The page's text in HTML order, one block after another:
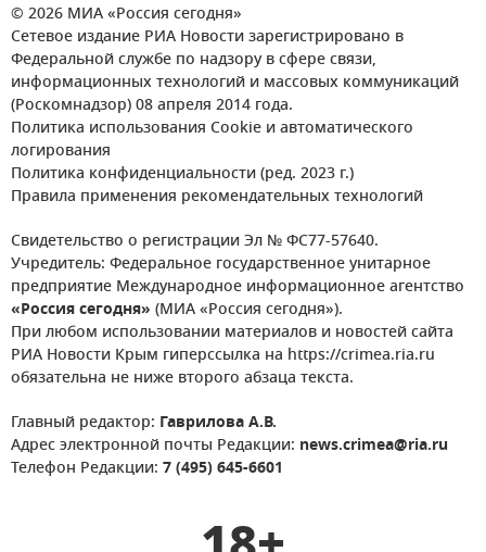
© 2026 МИА «Россия сегодня»
Сетевое издание РИА Новости зарегистрировано в
Федеральной службе по надзору в сфере связи,
информационных технологий и массовых коммуникаций
(Роскомнадзор) 08 апреля 2014 года.
Политика использования Cookie и автоматического
логирования
Политика конфиденциальности (ред. 2023 г.)
Правила применения рекомендательных технологий
Свидетельство о регистрации Эл № ФС77-57640.
Учредитель: Федеральное государственное унитарное
предприятие Международное информационное агентство
«Россия сегодня» (МИА «Россия сегодня»).
При любом использовании материалов и новостей сайта
РИА Новости Крым гиперссылка на https://crimea.ria.ru
обязательна не ниже второго абзаца текста.
Главный редактор: Гаврилова А.В.
Адрес электронной почты Редакции: news.crimea@ria.ru
Телефон Редакции: 7 (495) 645-6601